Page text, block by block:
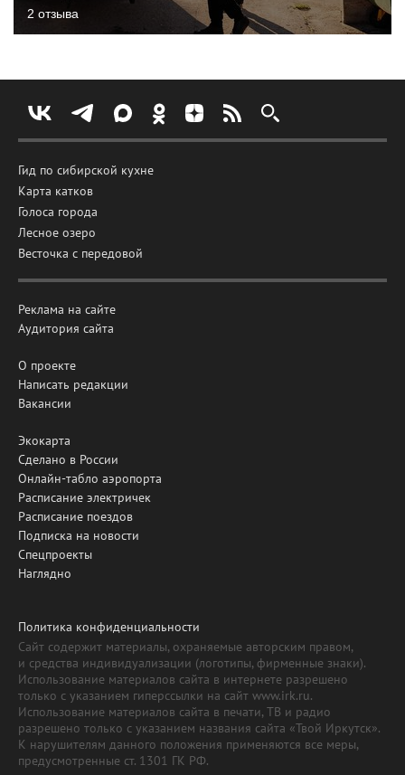
2 отзыва
Гид по сибирской кухне
Карта катков
Голоса города
Лесное озеро
Весточка с передовой
Реклама на сайте
Аудитория сайта
О проекте
Написать редакции
Вакансии
Экокарта
Сделано в России
Онлайн-табло аэропорта
Расписание электричек
Расписание поездов
Подписка на новости
Спецпроекты
Наглядно
Политика конфиденциальности
Сайт содержит материалы, охраняемые авторским правом,
и средства индивидуализации (логотипы, фирменные знаки).
Использование материалов сайта в интернете разрешено
только с указанием гиперссылки на сайт www.irk.ru.
Использование материалов сайта в печати, ТВ и радио
разрешено только с указанием названия сайта «Твой Иркутск».
К нарушителям данного положения применяются все меры,
предусмотренные ст. 1301 ГК РФ.